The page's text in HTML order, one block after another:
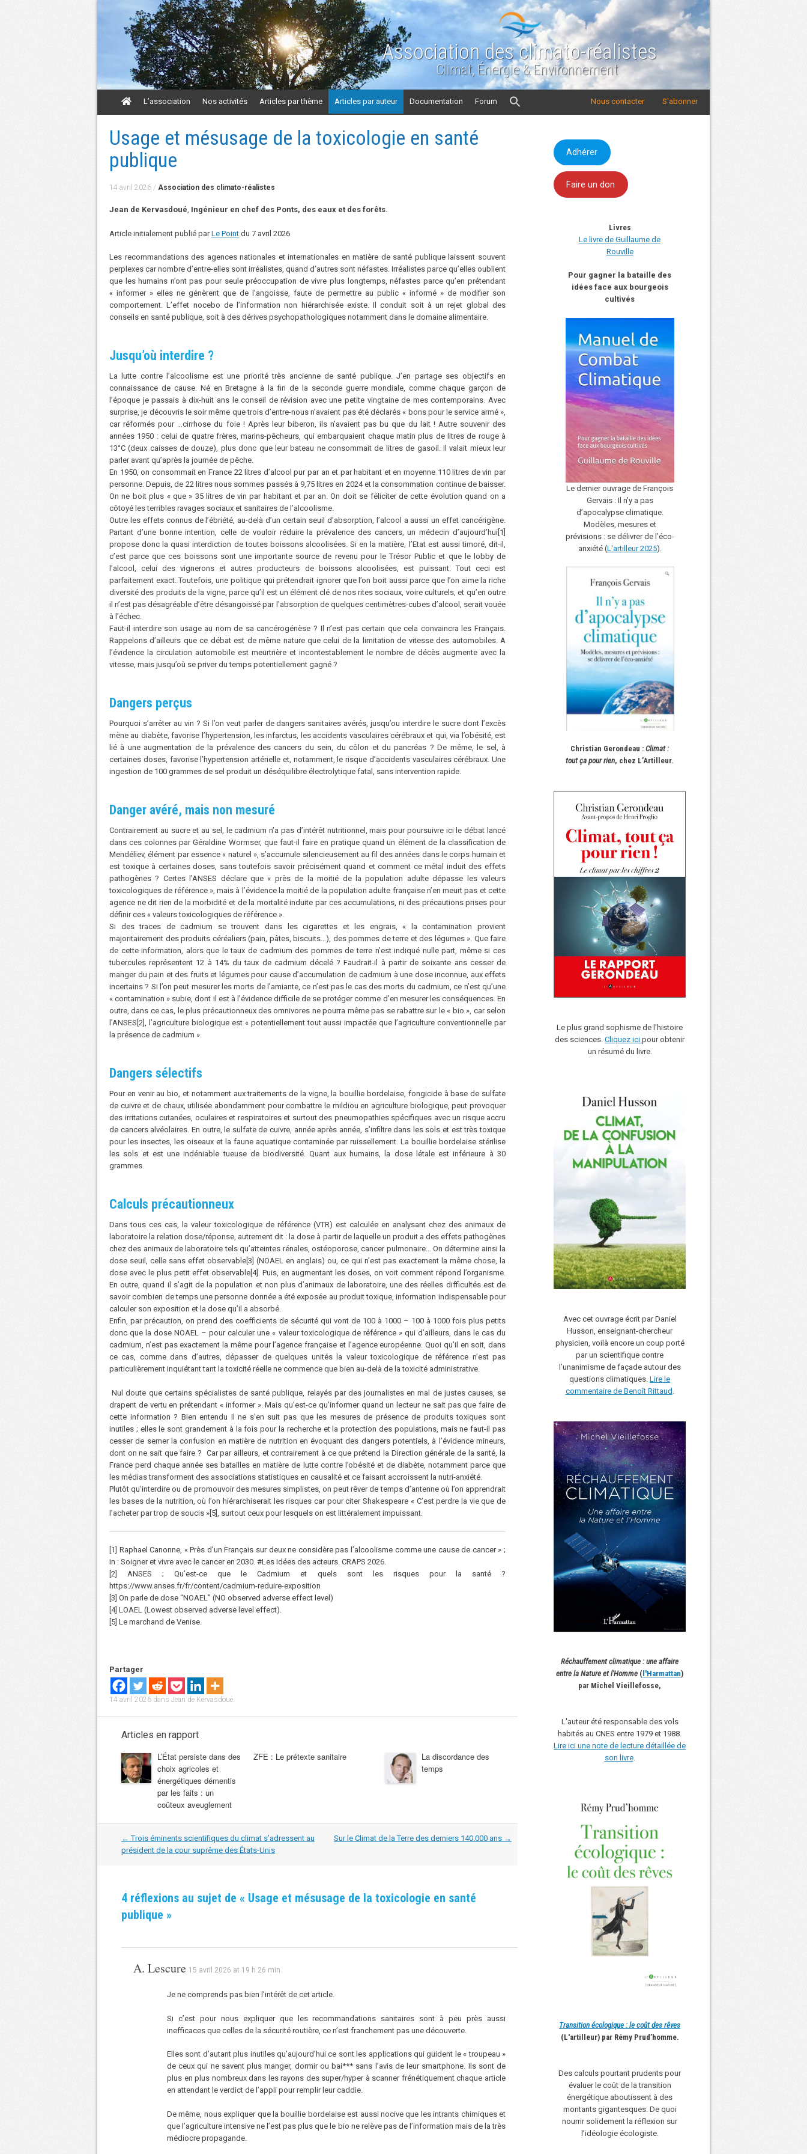
Association des climato-réalistes
Climat, Énergie & Environnement
L’association Nos activités Articles par thème Articles par auteur Documentation Forum S'abonner
Nous contacter
Usage et mésusage de la toxicologie en santé
publique
14 avril 2026 / Association des climato-réalistes
Jean de Kervasdoué, Ingénieur en chef des Ponts, des eaux et des forêts.
Article initialement publié parLe Point du 7 avril 2026
Les recommandations des agences nationales et internationales en matière de santé publique laissent souvent
perplexes car nombre d’entre-elles sont irréalistes, quand d’autres sont néfastes. Irréalistes parce qu’elles oublient
que les humains n’ont pas pour seule préoccupation de vivre plus longtemps, néfastes parce qu’en prétendant
« informer » elles ne génèrent que de l’angoisse, faute de permettre au public « informé » de modifier son
comportement. L’effet nocebo de l’information non hiérarchisée existe. Il conduit soit à un rejet global des
conseils en santé publique, soit à des dérives psychopathologiques notamment dans le domaine alimentaire.
Jusqu’où interdire ?
La lutte contre l’alcoolisme est une priorité très ancienne de santé publique. J’en partage ses objectifs en
connaissance de cause. Né en Bretagne à la fin de la seconde guerre mondiale, comme chaque garçon de
l’époque je passais à dix-huit ans le conseil de révision avec une petite vingtaine de mes contemporains. Avec
surprise, je découvris le soir même que trois d’entre-nous n’avaient pas été déclarés « bons pour le service armé »,
car réformés pour …cirrhose du foie ! Après leur biberon, ils n’avaient pas bu que du lait ! Autre souvenir des
années 1950 : celui de quatre frères, marins-pêcheurs, qui embarquaient chaque matin plus de litres de rouge à
13°C (deux caisses de douze), plus donc que leur bateau ne consommait de litres de gasoil. Il valait mieux leur
parler avant qu’après la journée de pêche.
En 1950, on consommait en France 22 litres d’alcool pur par an et par habitant et en moyenne 110 litres de vin par
personne. Depuis, de 22 litres nous sommes passés à 9,75 litres en 2024 et la consommation continue de baisser.
On ne boit plus « que » 35 litres de vin par habitant et par an. On doit se féliciter de cette évolution quand on a
côtoyé les terribles ravages sociaux et sanitaires de l’alcoolisme.
Outre les effets connus de l’ébriété, au-delà d’un certain seuil d’absorption, l’alcool a aussi un effet cancérigène.
Partant d’une bonne intention, celle de vouloir réduire la prévalence des cancers, un médecin d’aujourd’hui[1]
propose donc la quasi interdiction de toutes boissons alcoolisées. Si en la matière, l’Etat est aussi timoré, dit-il,
c’est parce que ces boissons sont une importante source de revenu pour le Trésor Public et que le lobby de
l’alcool, celui des vignerons et autres producteurs de boissons alcoolisées, est puissant. Tout ceci est
parfaitement exact. Toutefois, une politique qui prétendrait ignorer que l’on boit aussi parce que l’on aime la riche
diversité des produits de la vigne, parce qu’il est un élément clé de nos rites sociaux, voire culturels, et qu’en outre
il n’est pas désagréable d’être désangoissé par l’absorption de quelques centimètres-cubes d’alcool, serait vouée
à l’échec.
Faut-il interdire son usage au nom de sa cancérogénèse ? Il n’est pas certain que cela convaincra les Français.
Rappelons d’ailleurs que ce débat est de même nature que celui de la limitation de vitesse des automobiles. A
l’évidence la circulation automobile est meurtrière et incontestablement le nombre de décès augmente avec la
vitesse, mais jusqu’où se priver du temps potentiellement gagné ?
Dangers perçus
Pourquoi s’arrêter au vin ? Si l’on veut parler de dangers sanitaires avérés, jusqu’ou interdire le sucre dont l’excès
mène au diabète, favorise l’hypertension, les infarctus, les accidents vasculaires cérébraux et qui, via l’obésité, est
lié à une augmentation de la prévalence des cancers du sein, du côlon et du pancréas ? De même, le sel, à
certaines doses, favorise l’hypertension artérielle et, notamment, le risque d’accidents vasculaires cérébraux. Une
ingestion de 100 grammes de sel produit un déséquilibre électrolytique fatal, sans intervention rapide.
Danger avéré, mais non mesuré
Contrairement au sucre et au sel, le cadmium n’a pas d’intérêt nutritionnel, mais pour poursuivre ici le débat lancé
dans ces colonnes par Géraldine Wormser, que faut-il faire en pratique quand un élément de la classification de
Mendélïev, élément par essence « naturel », s’accumule silencieusement au fil des années dans le corps humain et
est toxique à certaines doses, sans toutefois savoir précisément quand et comment ce métal induit des effets
pathogènes ? Certes l’ANSES déclare que « près de la moitié de la population adulte dépasse les valeurs
toxicologiques de référence », mais à l’évidence la moitié de la population adulte française n’en meurt pas et cette
agence ne dit rien de la morbidité et de la mortalité induite par ces accumulations, ni des précautions prises pour
définir ces « valeurs toxicologiques de référence ».
Si des traces de cadmium se trouvent dans les cigarettes et les engrais, « la contamination provient
majoritairement des produits céréaliers (pain, pâtes, biscuits…), des pommes de terre et des légumes ». Que faire
de cette information, alors que le taux de cadmium des pommes de terre n’est indiqué nulle part, même si ces
tubercules représentent 12 à 14% du taux de cadmium décelé ? Faudrait-il à partir de soixante ans cesser de
manger du pain et des fruits et légumes pour cause d’accumulation de cadmium à une dose inconnue, aux effets
incertains ? Si l’on peut mesurer les morts de l’amiante, ce n’est pas le cas des morts du cadmium, ce n’est qu’une
« contamination » subie, dont il est à l’évidence difficile de se protéger comme d’en mesurer les conséquences. En
outre, dans ce cas, le plus précautionneux des omnivores ne pourra même pas se rabattre sur le « bio », car selon
l’ANSES[2], l’agriculture biologique est « potentiellement tout aussi impactée que l’agriculture conventionnelle par
la présence de cadmium ».
Dangers sélectifs
Pour en venir au bio, et notamment aux traitements de la vigne, la bouillie bordelaise, fongicide à base de sulfate
de cuivre et de chaux, utilisée abondamment pour combattre le mildiou en agriculture biologique, peut provoquer
des irritations cutanées, oculaires et respiratoires et surtout des pneumopathies spécifiques avec un risque accru
de cancers alvéolaires. En outre, le sulfate de cuivre, année après année, s’infiltre dans les sols et est très toxique
pour les insectes, les oiseaux et la faune aquatique contaminée par ruissellement. La bouillie bordelaise stérilise
les sols et est une indéniable tueuse de biodiversité. Quant aux humains, la dose létale est inférieure à 30
grammes.
Calculs précautionneux
Dans tous ces cas, la valeur toxicologique de référence (VTR) est calculée en analysant chez des animaux de
laboratoire la relation dose/réponse, autrement dit : la dose à partir de laquelle un produit a des effets pathogènes
chez des animaux de laboratoire tels qu’atteintes rénales, ostéoporose, cancer pulmonaire… On détermine ainsi la
dose seuil, celle sans effet observable[3] (NOAEL en anglais) ou, ce qui n’est pas exactement la même chose, la
dose avec le plus petit effet observable[4]. Puis, en augmentant les doses, on voit comment répond l’organisme.
En outre, quand il s’agit de la population et non plus d’animaux de laboratoire, une des réelles difficultés est de
savoir combien de temps une personne donnée a été exposée au produit toxique, information indispensable pour
calculer son exposition et la dose qu’il a absorbé.
Enfin, par précaution, on prend des coefficients de sécurité qui vont de 100 à 1000 – 100 à 1000 fois plus petits
donc que la dose NOAEL – pour calculer une « valeur toxicologique de référence » qui d’ailleurs, dans le cas du
cadmium, n’est pas exactement la même pour l’agence française et l’agence européenne. Quoi qu’il en soit, dans
ce cas, comme dans d’autres, dépasser de quelques unités la valeur toxicologique de référence n’est pas
particulièrement inquiétant tant la toxicité réelle ne commence que bien au-delà de la toxicité administrative.
Nul doute que certains spécialistes de santé publique, relayés par des journalistes en mal de justes causes, se
drapent de vertu en prétendant « informer ». Mais qu’est-ce qu’informer quand un lecteur ne sait pas que faire de
cette information ? Bien entendu il ne s’en suit pas que les mesures de présence de produits toxiques sont
inutiles ; elles le sont grandement à la fois pour la recherche et la protection des populations, mais ne faut-il pas
cesser de semer la confusion en matière de nutrition en évoquant des dangers potentiels, à l’évidence mineurs,
dont on ne sait que faire ? Car par ailleurs, et contrairement à ce que prétend la Direction générale de la santé, la
France perd chaque année ses batailles en matière de lutte contre l’obésité et de diabète, notamment parce que
les médias transforment des associations statistiques en causalité et ce faisant accroissent la nutri-anxiété.
Plutôt qu’interdire ou de promouvoir des mesures simplistes, on peut rêver de temps d’antenne où l’on apprendrait
les bases de la nutrition, où l’on hiérarchiserait les risques car pour citer Shakespeare « C’est perdre la vie que de
l’acheter par trop de soucis »[5], surtout ceux pour lesquels on est littéralement impuissant.
[1] Raphael Canonne, « Près d’un Français sur deux ne considère pas l’alcoolisme comme une cause de cancer » ;
in : Soigner et vivre avec le cancer en 2030. #Les idées des acteurs. CRAPS 2026.
[2] ANSES ; Qu’est-ce que le Cadmium et quels sont les risques pour la santé ?
https://www.anses.fr/fr/content/cadmium-reduire-exposition
[3] On parle de dose “NOAEL” (NO observed adverse effect level)
[4] LOAEL (Lowest observed adverse level effect).
[5] Le marchand de Venise.
Partager
14 avril 2026 dans Jean de Kervasdoué.
Articles en rapport
L’État persiste dans des
choix agricoles et
énergétiques démentis
par les faits : un
coûteux aveuglement
ZFE : Le prétexte sanitaire
La discordance des
temps
Navigation
dans
les
← Trois éminents scientifiques du climat s’adressent au
président de la cour suprême des États-Unis
Sur le Climat de la Terre des derniers 140.000 ans →
4 réflexions au sujet de « Usage et mésusage de la toxicologie en santé
publique »
A. Lescure 15 avril 2026 at 19 h 26 min
Je ne comprends pas bien l’intérêt de cet article.
Si c’est pour nous expliquer que les recommandations sanitaires sont à peu près aussi
inefficaces que celles de la sécurité routière, ce n’est franchement pas une découverte.
Elles sont d’autant plus inutiles qu’aujourd’hui ce sont les applications qui guident le « troupeau »
de ceux qui ne savent plus manger, dormir ou bai*** sans l’avis de leur smartphone. Ils sont de
plus en plus nombreux dans les rayons des super/hyper à scanner frénétiquement chaque article
en attendant le verdict de l’appli pour remplir leur caddie.
De même, nous expliquer que la bouillie bordelaise est aussi nocive que les intrants chimiques et
que l’agriculture intensive ne l’est pas plus que le bio ne relève pas de l’information mais de la très
médiocre propagande.
Adhérer
Faire un don
Livres
Le livre de Guillaume de
Rouville
Pour gagner la bataille des
idées face aux bourgeois
cultivés
Le dernier ouvrage de François
Gervais : Il n’y a pas
d’apocalypse climatique.
Modèles, mesures et
prévisions : se délivrer de l’éco-
anxiété (L'artilleur 2025).
Christian Gerondeau : Climat :
tout ça pour rien, chez L’Artilleur.
Le plus grand sophisme de l'histoire
des sciences. Cliquez ici pour obtenir
un résumé du livre.
Avec cet ouvrage écrit par Daniel
Husson, enseignant-chercheur
physicien, voilà encore un coup porté
par un scientifique contre
l’unanimisme de façade autour des
questions climatiques. Lire le
commentaire de Benoît Rittaud
Réchauffement climatique : une affaire
entre la Nature et l'Homme (l'Harmattan)
par Michel Vieillefosse,
L'auteur été responsable des vols
habités au CNES entre 1979 et 1988.
Lire ici une note de lecture détaillée de
son livre.
Transition écologique : le coût des rêves
(L'artilleur) par Rémy Prud’homme.
Des calculs pourtant prudents pour
évaluer le coût de la transition
énergétique aboutissent à des
montants gigantesques. De quoi
nourrir solidement la réflexion sur
l’idéologie écologiste.